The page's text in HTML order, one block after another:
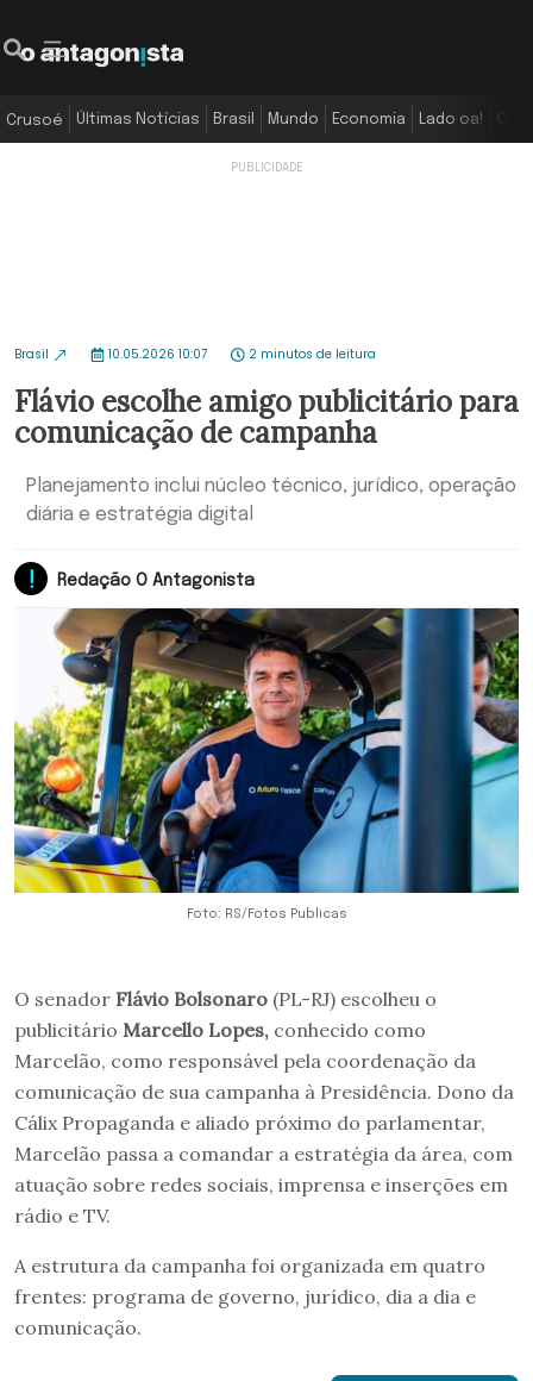
Crusoé Últimas Notícias Brasil Mundo Economia Lado oa!
Brasil 10.05.2026 10:07 2 minutos de leitura
Flávio escolhe amigo publicitário para
comunicação de campanha
Planejamento inclui núcleo técnico, jurídico, operação
diária e estratégia digital
Redação O Antagonista
Foto: RS/Fotos Publicas
O senador Flávio Bolsonaro (PL-RJ) escolheu o
publicitário Marcello Lopes, conhecido como
Marcelão, como responsável pela coordenação da
comunicação de sua campanha à Presidência. Dono da
Cálix Propaganda e aliado próximo do parlamentar,
Marcelão passa a comandar a estratégia da área, com
atuação sobre redes sociais, imprensa e inserções em
rádio e TV.
A estrutura da campanha foi organizada em quatro
frentes: programa de governo, jurídico, dia a dia e
comunicação.